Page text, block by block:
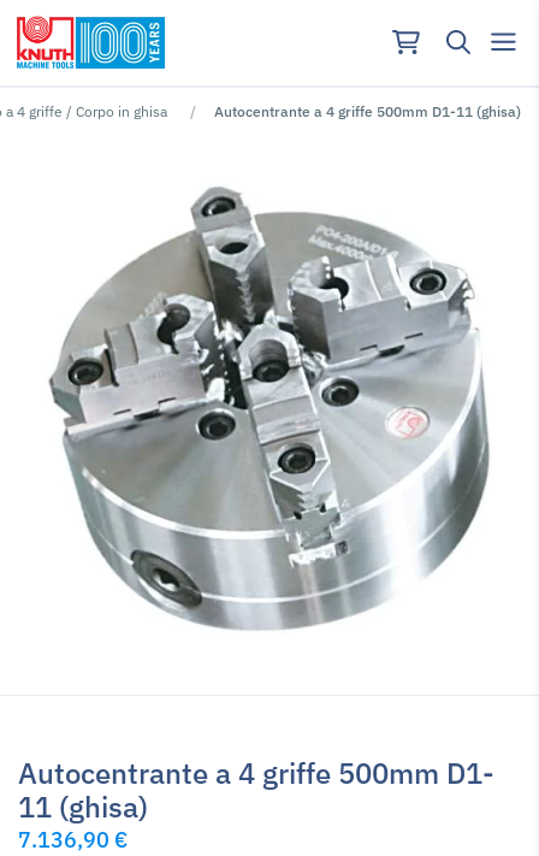
a 4 griffe / Corpo in ghisa Autocentrante a 4 griffe 500mm D1-11 (ghisa)
Autocentrante a 4 griffe 500mm D1-
11 (ghisa)
7.136,90 €